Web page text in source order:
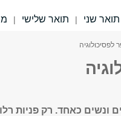
תואר שני | תואר שלישי |
לפסיכולוגיה
כאחד. רק פניות